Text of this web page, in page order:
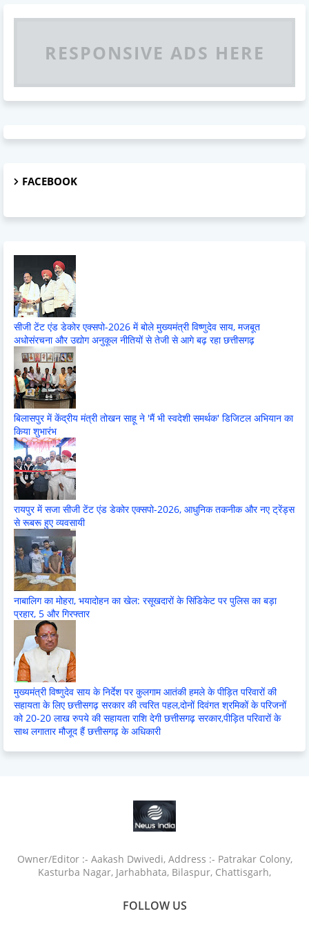
RESPONSIVE ADS HERE
FACEBOOK
सीजी टेंट एंड डेकोर एक्सपो-2026 में बोले मुख्यमंत्री विष्णुदेव साय, मजबूत
अधोसंरचना और उद्योग अनुकूल नीतियों से तेजी से आगे बढ़ रहा छत्तीसगढ़
बिलासपुर में केंद्रीय मंत्री तोखन साहू ने 'मैं भी स्वदेशी समर्थक' डिजिटल अभियान का
किया शुभारंभ
रायपुर में सजा सीजी टेंट एंड डेकोर एक्सपो-2026, आधुनिक तकनीक और नए ट्रेंड्स
से रूबरू हुए व्यवसायी
नाबालिग का मोहरा, भयादोहन का खेल: रसूखदारों के सिंडिकेट पर पुलिस का बड़ा
प्रहार, 5 और गिरफ्तार
मुख्यमंत्री विष्णुदेव साय के निर्देश पर कुलगाम आतंकी हमले के पीड़ित परिवारों की
सहायता के लिए छत्तीसगढ़ सरकार की त्वरित पहल,दोनों दिवंगत श्रमिकों के परिजनों
को 20-20 लाख रुपये की सहायता राशि देगी छत्तीसगढ़ सरकार,पीड़ित परिवारों के
साथ लगातार मौजूद हैं छत्तीसगढ़ के अधिकारी
Owner/Editor :- Aakash Dwivedi, Address :- Patrakar Colony,
Kasturba Nagar, Jarhabhata, Bilaspur, Chattisgarh,
FOLLOW US